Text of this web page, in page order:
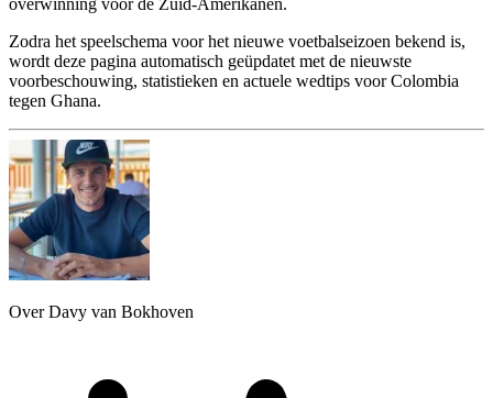
overwinning voor de Zuid-Amerikanen.
Zodra het speelschema voor het nieuwe voetbalseizoen bekend is,
wordt deze pagina automatisch geüpdatet met de nieuwste
voorbeschouwing, statistieken en actuele wedtips voor Colombia
tegen Ghana.
Over Davy van Bokhoven